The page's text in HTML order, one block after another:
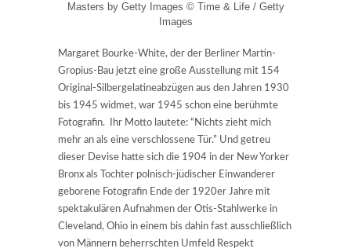
Masters by Getty Images © Time & Life / Getty
Images
Margaret Bourke-White, der der Berliner Martin-
Gropius-Bau jetzt eine große Ausstellung mit 154
Original-Silbergelatineabzügen aus den Jahren 1930
bis 1945 widmet, war 1945 schon eine berühmte
Fotografin. Ihr Motto lautete: “Nichts zieht mich
mehr an als eine verschlossene Tür.” Und getreu
dieser Devise hatte sich die 1904 in der New Yorker
Bronx als Tochter polnisch-jüdischer Einwanderer
geborene Fotografin Ende der 1920er Jahre mit
spektakulären Aufnahmen der Otis-Stahlwerke in
Cleveland, Ohio in einem bis dahin fast ausschließlich
von Männern beherrschten Umfeld Respekt